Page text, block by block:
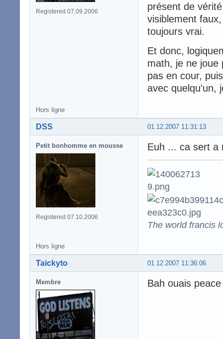
Registered 07.09.2006
présent de
visiblement
toujours vrai.
Et donc,
math, je ne joue
pas en cour,
avec quelqu'un,
Hors ligne
01.12.2007 11:31:13
DSS
Petit bonhomme en mousse
Registered 07.10.2006
Euh ... ca sert a
The world francis
Hors ligne
01.12.2007 11:36:06
Taickyto
Membre Bah ouais